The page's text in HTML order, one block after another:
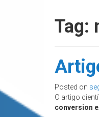
Tag:
Posted on
O artigo
conversion